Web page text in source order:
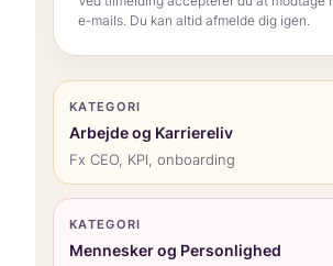
e-mails. Du kan altid afmelde dig igen.
KATEGORI
Arbejde og Karriereliv
Fx CEO, KPI, onboarding
KATEGORI
Mennesker og Personlighed